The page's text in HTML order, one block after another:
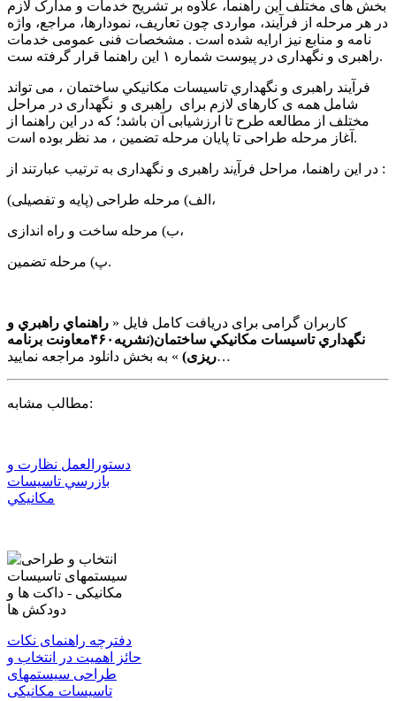
ﺑﺨﺶ ﻫﺎی ﻣﺨﺘﻠﻒ اﯾﻦ راﻫﻨﻤﺎ، ﻋﻼوه ﺑﺮ ﺗﺸﺮﯾﺢ ﺧﺪﻣﺎت و ﻣﺪارک ﻻزم
در ﻫﺮ ﻣﺮﺣﻠﻪ از ﻓﺮآﯾﻨﺪ، ﻣﻮاردی ﭼﻮن ﺗﻌﺎرﯾﻒ، ﻧﻤﻮدارﻫﺎ، ﻣﺮاﺟﻊ، واژه
ﻧﺎﻣﻪ و ﻣﻨﺎﺑﻊ ﻧﯿﺰ اراﯾﻪ ﺷﺪه اﺳت . ﻣﺸﺨﺼﺎت ﻓﻨﯽ ﻋﻤﻮﻣﯽ ﺧﺪﻣﺎت
راﻫﺒﺮی و ﻧﮕﻬﺪاری در ﭘﯿﻮﺳﺖ ﺷﻤﺎره ۱ اﯾﻦ راﻫﻨﻤﺎ ﻗﺮار ﮔﺮﻓﺘﻪ ﺳﺖ.
ﻓﺮآیند راﻫﺒﺮی و ﻧﮕﻬﺪﺍﺭﻱ ﺗﺎﺳﻴﺴﺎﺕ ﻣﻜﺎﻧﻴﻜﻲ ﺳﺎﺧﺘﻤﺎﻥ ، می ﺗﻮاﻧﺪ
ﺷﺎﻣﻞ ﻫﻤﻪ ی ﮐﺎرﻫﺎی ﻻزم ﺑﺮای راﻫﺒﺮی و ﻧﮕﻬﺪاری در ﻣﺮاﺣﻞ
ﻣﺨﺘﻠﻒ از ﻣﻄﺎﻟﻌﻪ ﻃﺮح ﺗﺎ ارزﺷﯿﺎﺑﯽ آن ﺑﺎﺷﺪ؛ ﮐﻪ در اﯾﻦ راﻫﻨﻤﺎ از
آﻏﺎز ﻣﺮﺣﻠﻪ ﻃﺮاﺣﯽ ﺗﺎ ﭘﺎﯾﺎن ﻣﺮﺣﻠﻪ تضمین ، مد ﻧﻈﺮ ﺑﻮده اﺳت.
در اﯾﻦ راﻫﻨﻤﺎ، مراحل ﻓﺮآﯾند راﻫﺒﺮی و ﻧﮕﻬﺪاری ﺑﻪ ﺗﺮﺗﯿﺐ ﻋﺒﺎرﺗﻨﺪ از :
اﻟﻒ) ﻣﺮﺣﻠﻪ ﻃﺮاﺣﯽ (ﭘﺎﯾﻪ و تفصیلی)،
ب) ﻣﺮﺣﻠﻪ ﺳﺎﺧﺖ و راه اﻧﺪازی،
پ) ﻣﺮﺣﻠﻪ ﺗﻀﻤﯿﻦ.
کاربران گرامی برای دریافت کامل فایل « ﺭﺍﻫﻨﻤﺎﻱ ﺭﺍﻫﺒﺮﻱ ﻭ
ﻧﮕﻬﺪﺍﺭﻱ ﺗﺎﺳﻴﺴﺎﺕ ﻣﻜﺎﻧﻴﻜﻲ ﺳﺎﺧﺘﻤﺎﻥ(نشریه۴۶۰معاونت برنامه
ریزی)» به بخش دانلود مراجعه نمایید…
مطالب مشابه:
دﺳﺘﻮراﻟﻌﻤﻞ ﻧﻈﺎرت و
ﺑﺎزرﺳﻲ ﺗﺎﺳﻴﺴﺎت
ﻣﻜﺎﻧﻴﻜﻲ
دفترچه راهنمای نکات
حائز اهمیت در انتخاب و
طراحی سیستمهای
تاسیسات مکانیکی